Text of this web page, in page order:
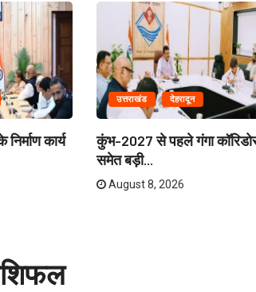
कार्य
उत्तराखंड देहरादून
कुंभ-2027 से पहले गंगा
समेत बड़ी...
August 8, 2026